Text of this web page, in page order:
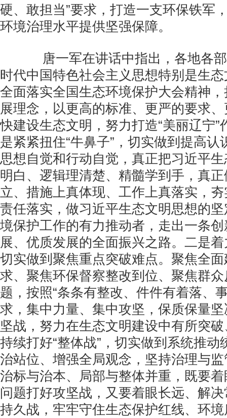
硬、敢担当”要求，打造一支环保铁军
环境治理水平提供坚强保障。
唐一军在讲话中指出，各地各部
时代中国特色社会主义思想特别是生
全面落实全国生态环境保护大会精神
展理念，以更高的标准、更严的要求
快建设生态文明，努力打造“美丽辽宁”
是紧紧扭住“牛鼻子”，切实做到提高认
思想自觉和行动自觉，真正把习近平
明白、逻辑理清楚、精髓学到手，真
立、措施上真体现、工作上真落实，
责任落实，做习近平生态文明思想的
境保护工作的有力推动者，走出一条
展、优质发展的全面振兴之路。二是着
切实做到聚焦重点突破难点。聚焦全
求、聚焦环保督察整改到位、聚焦群
题，按照“条条有整改、件件有着落、
求，集中力量、集中攻坚，保质保量
坚战，努力在生态文明建设中有所突
持续打好“整体战”，切实做到系统推动
治站位、增强全局观念，坚持治理与
治标与治本、局部与整体并重，既要
问题打好攻坚战，又要着眼长远、解
持久战，牢牢守住生态保护红线、环